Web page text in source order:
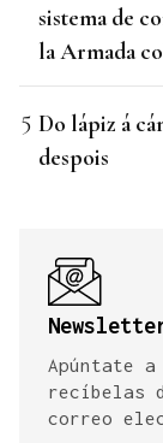
sistema de
la Armada
Do lápiz á
despois
Apúntate
recíbelas
correo